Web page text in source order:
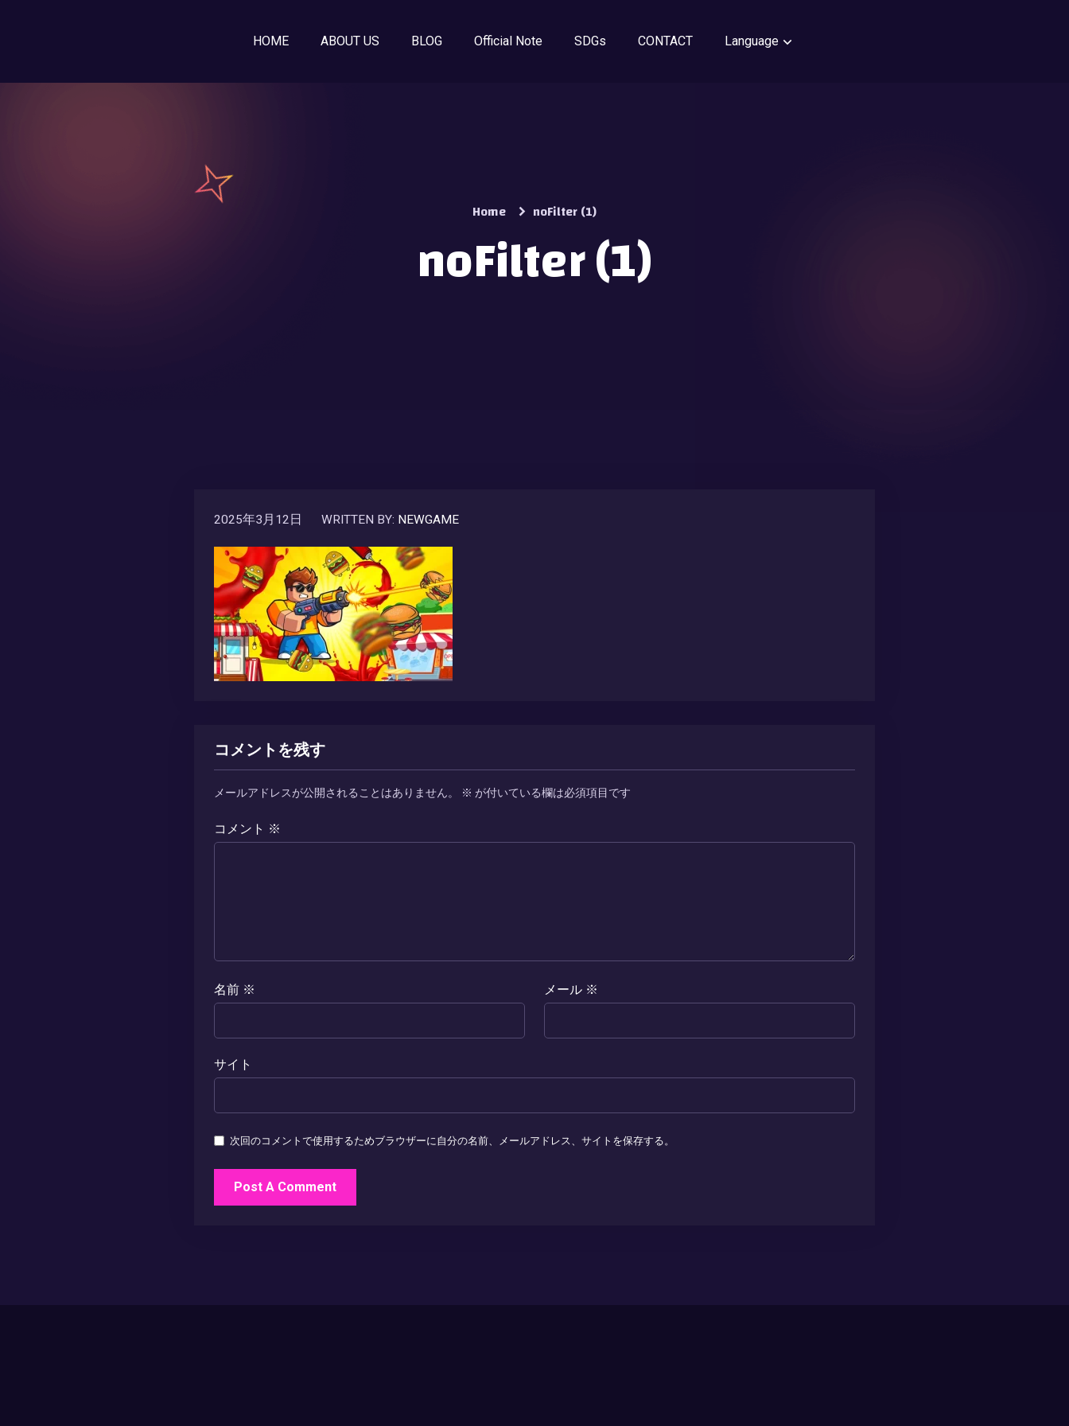
HOME ABOUT US BLOG Official Note SDGs CONTACT Language
Home noFilter (1)
noFilter (1)
2025年3月12日 WRITTEN BY: NEWGAME
コメントを残す
メールアドレスが公開されることはありません。 ※ が付いている欄は必須項目です
コメント ※
名前 ※ メール ※
サイト
次回のコメントで使用するためブラウザーに自分の名前、メールアドレス、サイトを保存する。